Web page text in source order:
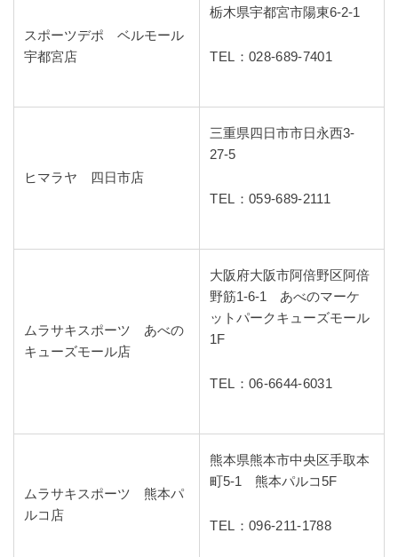
スポーツデポ ベルモール
宇都宮店
栃木県宇都宮市陽東6-2-1
TEL：028-689-7401
ヒマラヤ 四日市店
三重県四日市市日永西3-
27-5
TEL：059-689-2111
ムラサキスポーツ あべの
キューズモール店
大阪府大阪市阿倍野区阿倍
野筋1-6-1 あべのマーケ
ットパークキューズモール
1F
TEL：06-6644-6031
ムラサキスポーツ 熊本パ
ルコ店
熊本県熊本市中央区手取本
町5-1 熊本パルコ5F
TEL：096-211-1788